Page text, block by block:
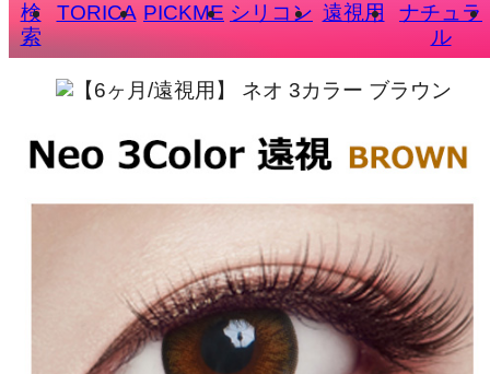
検
索
TORICA PICKME シリコン 遠視用
ナチュラ
ル